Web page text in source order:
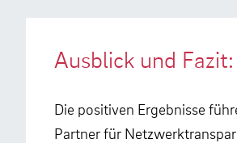
Ausblick und
Die positiven Ergebnisse
Partner für